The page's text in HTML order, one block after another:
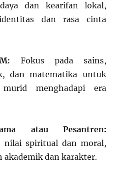
dan kearifan lokal,
dan rasa cinta
Fokus pada sains,
dan matematika untuk
murid menghadapi era
atau Pesantren:
nilai spiritual dan moral,
akademik dan karakter.